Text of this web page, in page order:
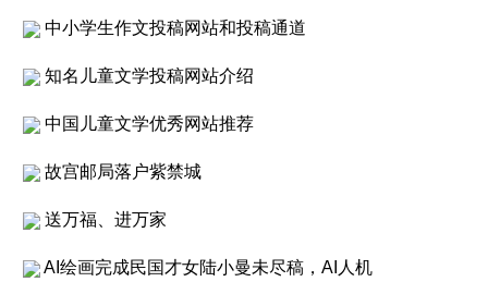
中小学生作文投稿网站和投稿通道
知名儿童文学投稿网站介绍
中国儿童文学优秀网站推荐
故宫邮局落户紫禁城
送万福、进万家
AI绘画完成民国才女陆小曼未尽稿，AI人机